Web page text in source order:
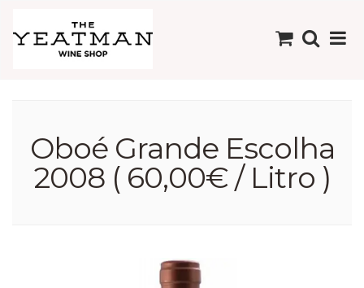
Oboé Grande Escolha
2008 ( 60,00€ / Litro )